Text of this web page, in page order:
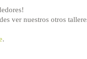
ver nuestros otros
.